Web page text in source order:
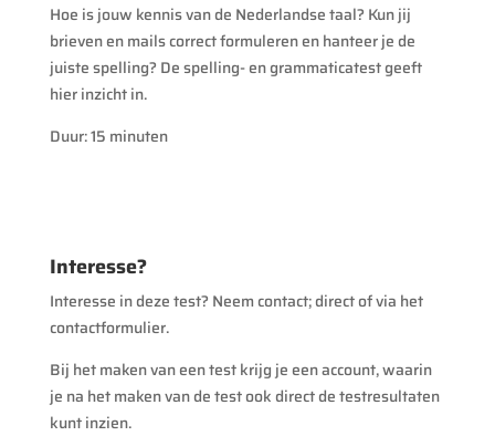
Hoe is jouw kennis van de Nederlandse taal? Kun jij
brieven en mails correct formuleren en hanteer je de
juiste spelling? De spelling- en grammaticatest geeft
hier inzicht in.
Duur: 15 minuten
Interesse?
Interesse in deze test? Neem contact; direct of via het
contactformulier.
Bij het maken van een test krijg je een account, waarin
je na het maken van de test ook direct de testresultaten
kunt inzien.